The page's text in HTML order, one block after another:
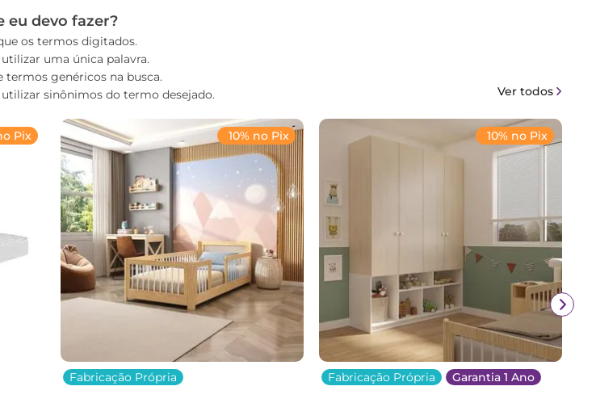
eu devo fazer?
os termos digitados.
utilizar uma única palavra.
termos genéricos na busca.
utilizar sinônimos do termo desejado.
Ver todos
Pix
Fabricação Própria
10% no Pix
Fabricação Própria Garantia 1 Ano
10% no Pix